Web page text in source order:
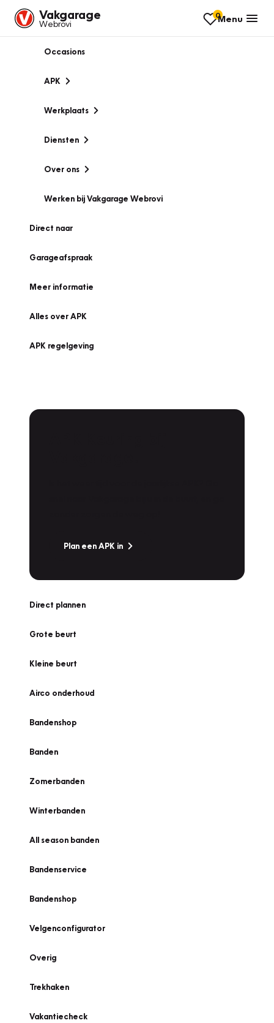
Vakgarage
Webrovi
0Menu
Occasions
APK
Werkplaats
Diensten
Over ons
Werken bij Vakgarage Webrovi
Direct naar
Garageafspraak
Meer informatie
Alles over APK
APK regelgeving
Plan een APK in
Direct plannen
Grote beurt
Kleine beurt
Airco onderhoud
Bandenshop
Banden
Zomerbanden
Winterbanden
All season banden
Bandenservice
Bandenshop
Velgenconfigurator
Overig
Trekhaken
Vakantiecheck